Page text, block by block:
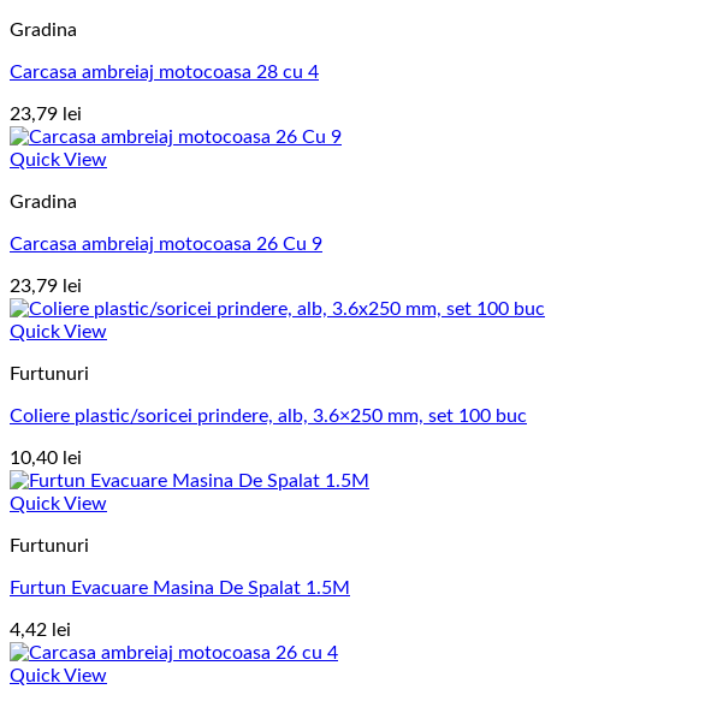
Gradina
Carcasa ambreiaj motocoasa 28 cu 4
23,79 lei
Quick View
Gradina
Carcasa ambreiaj motocoasa 26 Cu 9
23,79 lei
Quick View
Furtunuri
Coliere plastic/soricei prindere, alb, 3.6×250 mm, set 100 buc
10,40 lei
Quick View
Furtunuri
Furtun Evacuare Masina De Spalat 1.5M
4,42 lei
Quick View